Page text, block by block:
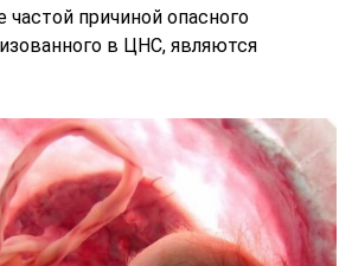
причиной опасного
в ЦНС, являются